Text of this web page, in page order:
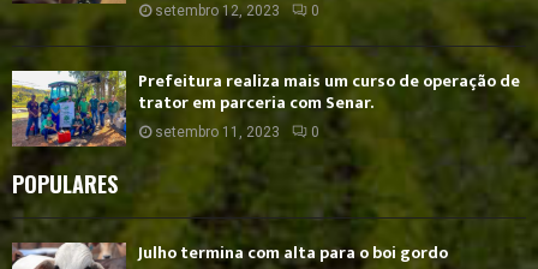
setembro 12, 2023 0
Prefeitura realiza mais um curso de operação de
trator em parceria com Senar.
setembro 11, 2023 0
POPULARES
Julho termina com alta para o boi gordo